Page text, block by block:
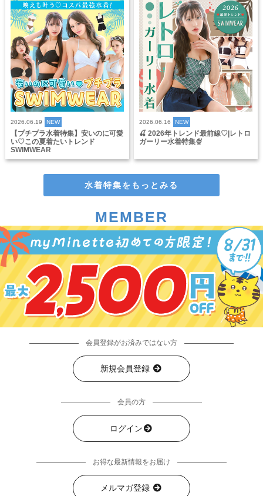
2026.06.19 NEW
【プチプラ水着特集】安いのに可愛
い♡この夏着たいトレンド
SWIMWEAR
2026.06.16 NEW
🍒 2026年トレンド最前線♡|レトロ
ガーリー水着特集🍨
水着特集をもっとみる
MEMBER
会員登録がお済みではない方
新規会員登録
会員の方
ログイン
お得な最新情報をお届け
メルマガ登録